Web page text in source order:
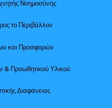
Νοημοσύνης
το Περιβάλλον
και Προσφορών
Προωθητικού Υλικού
Διαφάνειας